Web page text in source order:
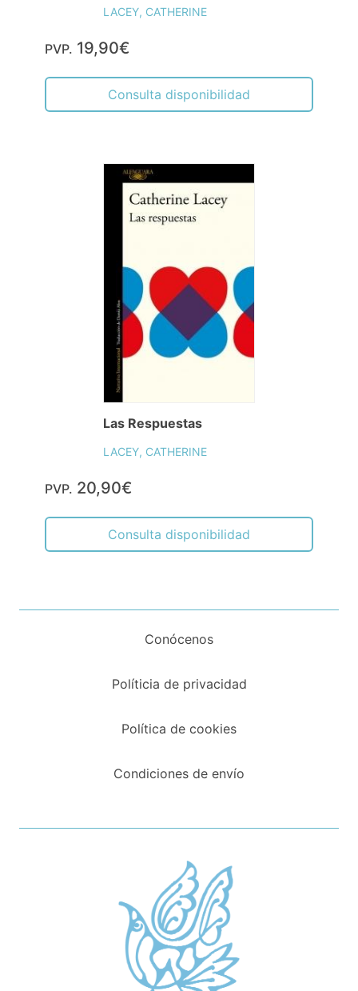
LACEY, CATHERINE
PVP. 19,90€
Consulta disponibilidad
Las Respuestas
LACEY, CATHERINE
PVP. 20,90€
Consulta disponibilidad
Conócenos
Políticia de privacidad
Política de cookies
Condiciones de envío